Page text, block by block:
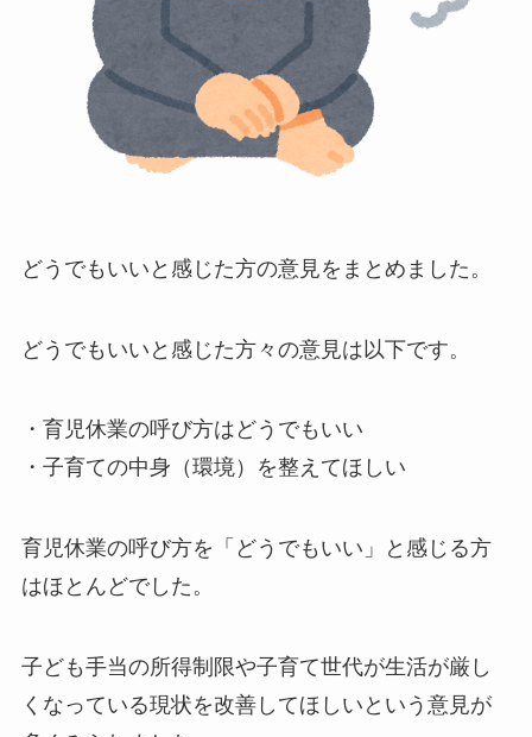
どうでもいいと感じた方の意見をまとめました。
どうでもいいと感じた方々の意見は以下です。
・育児休業の呼び方はどうでもいい
・子育ての中身（環境）を整えてほしい
育児休業の呼び方を「どうでもいい」と感じる方
はほとんどでした。
子ども手当の所得制限や子育て世代が生活が厳し
くなっている現状を改善してほしいという意見が